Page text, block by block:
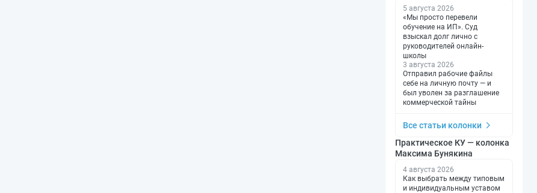
5 августа 2026
«Мы просто перевели
обучение на ИП». Суд
взыскал долг лично с
руководителей онлайн-
школы
3 августа 2026
Отправил рабочие файлы
себе на личную почту — и
был уволен за разглашение
коммерческой тайны
Все статьи колонки
Практическое КУ — колонка
Максима Бунякина
4 августа 2026
Как выбрать между типовым
и индивидуальным уставом